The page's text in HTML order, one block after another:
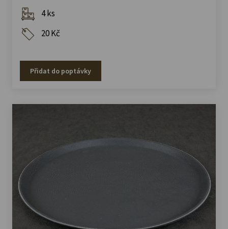
4 ks
20 Kč
Přidat do poptávky